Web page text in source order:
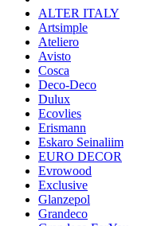
ALTER ITALY
Artsimple
Ateliero
Avisto
Cosca
Deco-Deco
Dulux
Ecovlies
Erismann
Eskaro Seinaliim
EURO DECOR
Evrowood
Exclusive
Glanzepol
Grandeco